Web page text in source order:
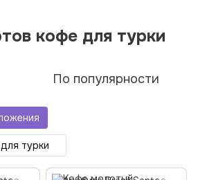
кофе для турки
По популярности
турки